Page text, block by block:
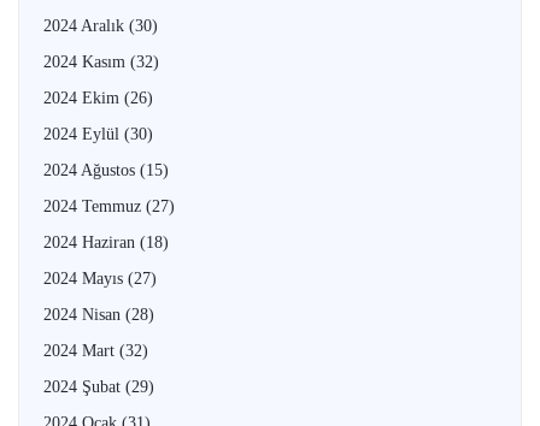
2024 Aralık (30)
2024 Kasım (32)
2024 Ekim (26)
2024 Eylül (30)
2024 Ağustos (15)
2024 Temmuz (27)
2024 Haziran (18)
2024 Mayıs (27)
2024 Nisan (28)
2024 Mart (32)
2024 Şubat (29)